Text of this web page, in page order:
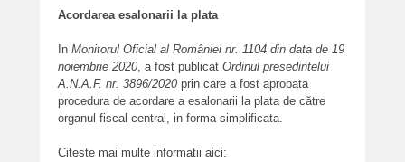
Acordarea esalonarii la plata
In Monitorul Oficial al României nr. 1104 din data de 19
noiembrie 2020, a fost publicat Ordinul presedintelui
A.N.A.F. nr. 3896/2020 prin care a fost aprobata
procedura de acordare a esalonarii la plata de către
organul fiscal central, in forma simplificata.
Citeste mai multe informatii aici: